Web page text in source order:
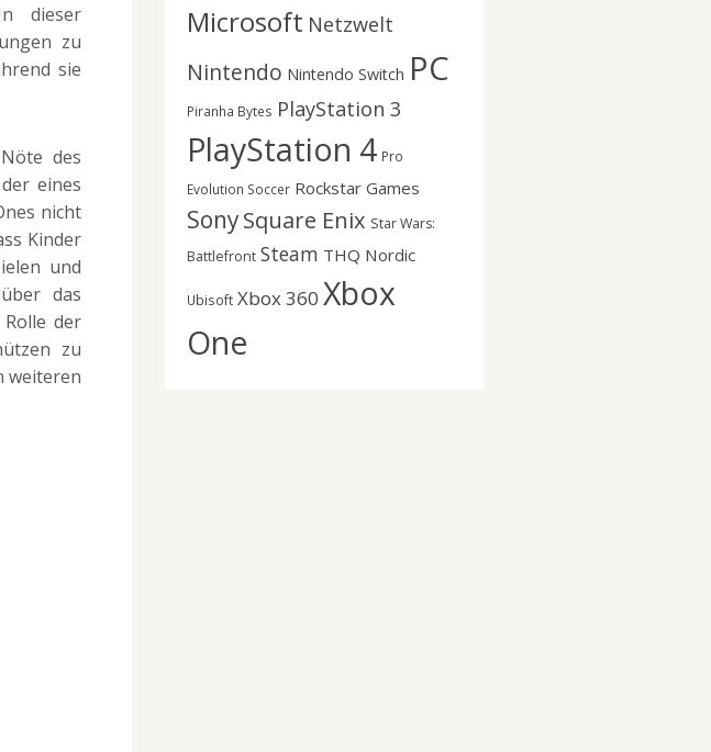
dieser
zu
sie
des
eines
nicht
Kinder
und
das
der
zu
weiteren
Microsoft Netzwelt
Nintendo Nintendo Switch PC
Piranha Bytes PlayStation 3
PlayStation 4 Pro
Evolution Soccer Rockstar Games
SonySquare Enix Star Wars:
Battlefront Steam THQ Nordic
Ubisoft Xbox 360 Xbox
One